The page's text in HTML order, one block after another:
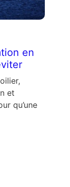
en
et
qu’une